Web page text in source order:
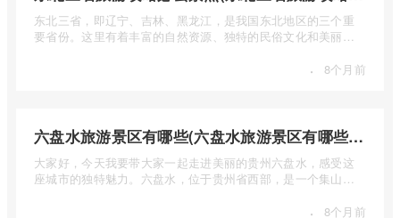
东北三省，即辽宁、吉林、黑龙江，是我国东北地区的三个重
要省份。这里有着丰富的自然资源、独特的民俗文化和美丽的
· 8个月前
六盘水旅游景区有哪些(六盘水旅游景区有哪些景点值得去)
大家好，今天我要带大家一起走进美丽的贵州六盘水，感受这
座城市的独特魅力。六盘水，位于贵州省西部，是一个集山水
· 8个月前